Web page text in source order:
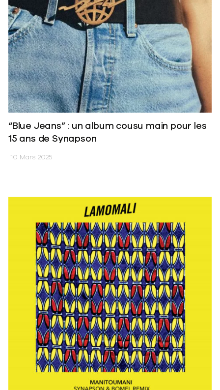
“Blue Jeans” : un album cousu main pour les
15 ans de Synapson
10 Mars 2025